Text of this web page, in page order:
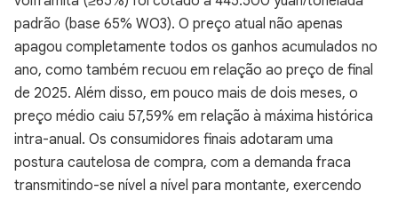
padrão (base 65% WO3). O preço atual não apenas
apagou completamente todos os ganhos acumulados no
ano, como também recuou em relação ao preço de final
de 2025. Além disso, em pouco mais de dois meses, o
preço médio caiu 57,59% em relação à máxima histórica
intra-anual. Os consumidores finais adotaram uma
postura cautelosa de compra, com a demanda fraca
transmitindo-se nível a nível para montante, exercendo